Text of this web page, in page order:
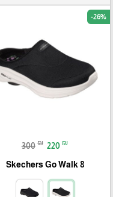
-26%
300 ₪ 220 ₪
Skechers Go Walk 8